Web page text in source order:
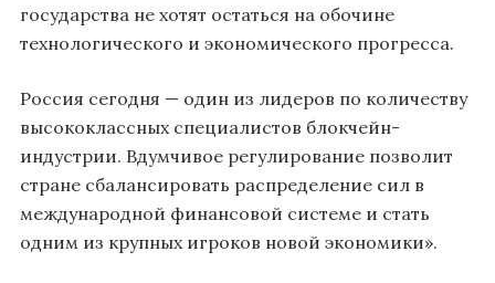
государства не хотят остаться на обочине
технологического и экономического прогресса.
Россия сегодня — один из лидеров по количеству
высококлассных специалистов блокчейн-
индустрии. Вдумчивое регулирование позволит
стране сбалансировать распределение сил в
международной финансовой системе и стать
одним из крупных игроков новой экономики».